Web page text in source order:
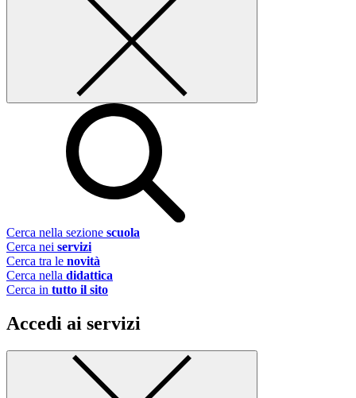
Cerca nella sezione scuola
Cerca nei servizi
Cerca tra le novità
Cerca nella didattica
Cerca in tutto il sito
Accedi ai servizi